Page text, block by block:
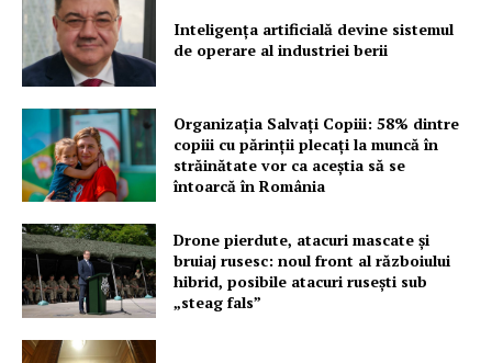
Inteligența artificială devine sistemul
de operare al industriei berii
Organizația Salvați Copiii: 58% dintre
copiii cu părinții plecați la muncă în
străinătate vor ca aceștia să se
întoarcă în România
Drone pierdute, atacuri mascate și
bruiaj rusesc: noul front al războiului
hibrid, posibile atacuri rusești sub
„steag fals”